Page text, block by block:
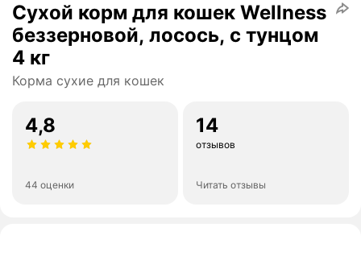
Сухой корм для кошек Wellness
беззерновой, лосось, с тунцом
4 кг
Корма сухие для кошек
4,8
44 оценки
14
отзывов
Читать отзывы